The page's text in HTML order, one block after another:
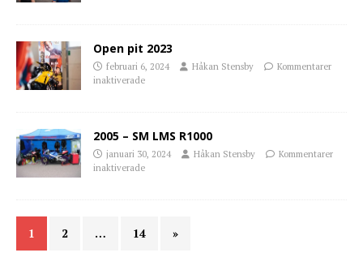
Open pit 2023
februari 6, 2024 Håkan Stensby
Kommentarer
inaktiverade
2005 – SM LMS R1000
januari 30, 2024 Håkan Stensby
Kommentarer
inaktiverade
1 2 … 14 »